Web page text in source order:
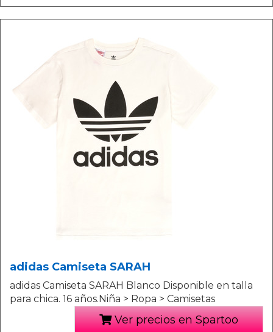
adidas Camiseta SARAH
adidas Camiseta SARAH Blanco Disponible en talla
para chica. 16 años.Niña > Ropa > Camisetas
Ver precios en Spartoo